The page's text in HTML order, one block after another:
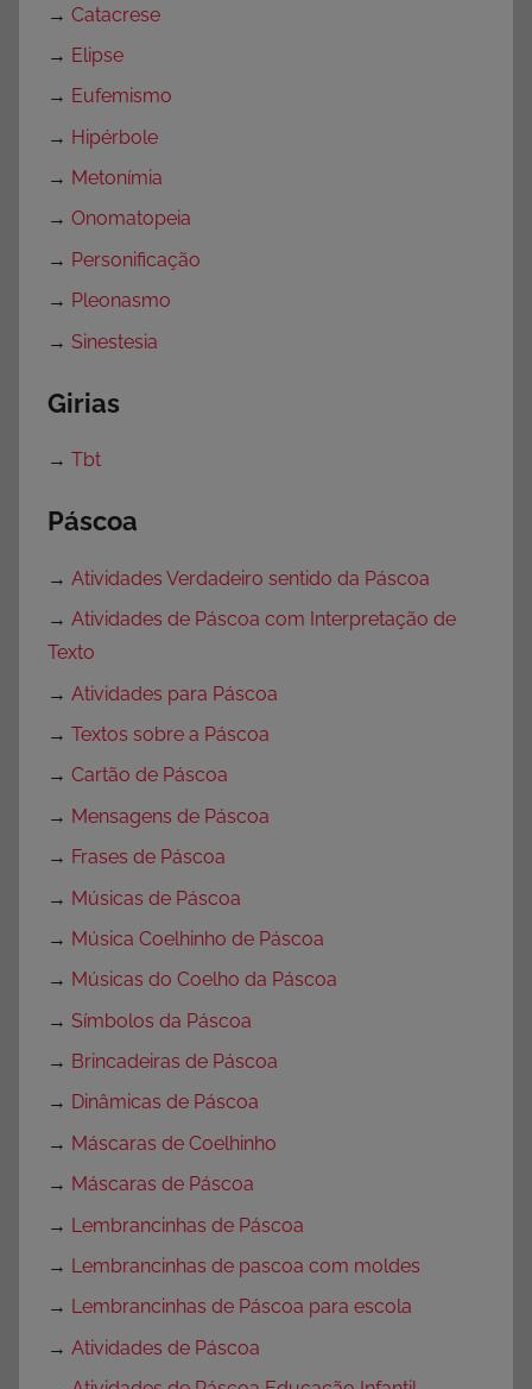
→ Catacrese
→ Elipse
→ Eufemismo
→ Hipérbole
→ Metonímia
→ Onomatopeia
→ Personificação
→ Pleonasmo
→ Sinestesia
Girias
→ Tbt
Páscoa
→ Atividades Verdadeiro sentido da Páscoa
→ Atividades de Páscoa com Interpretação de
Texto
→ Atividades para Páscoa
→ Textos sobre a Páscoa
→ Cartão de Páscoa
→ Mensagens de Páscoa
→ Frases de Páscoa
→ Músicas de Páscoa
→ Música Coelhinho de Páscoa
→ Músicas do Coelho da Páscoa
→ Símbolos da Páscoa
→ Brincadeiras de Páscoa
→ Dinâmicas de Páscoa
→ Máscaras de Coelhinho
→ Máscaras de Páscoa
→ Lembrancinhas de Páscoa
→ Lembrancinhas de pascoa com moldes
→ Lembrancinhas de Páscoa para escola
→ Atividades de Páscoa